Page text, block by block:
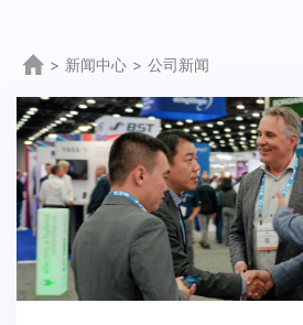
> 新闻中心 > 公司新闻